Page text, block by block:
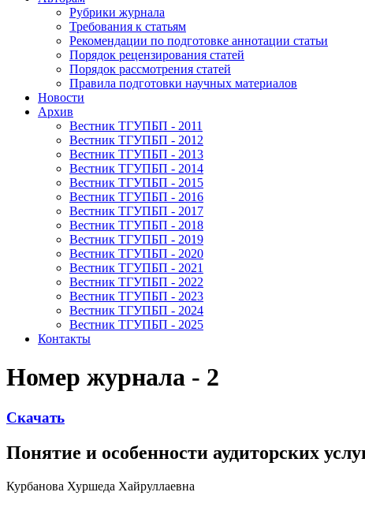
Рубрики журнала
Требования к статьям
Рекомендации по подготовке аннотации статьи
Порядок рецензирования статей
Порядок рассмотрения статей
Правила подготовки научных материалов
Новости
Архив
Вестник ТГУПБП - 2011
Вестник ТГУПБП - 2012
Вестник ТГУПБП - 2013
Вестник ТГУПБП - 2014
Вестник ТГУПБП - 2015
Вестник ТГУПБП - 2016
Вестник ТГУПБП - 2017
Вестник ТГУПБП - 2018
Вестник ТГУПБП - 2019
Вестник ТГУПБП - 2020
Вестник ТГУПБП - 2021
Вестник ТГУПБП - 2022
Вестник ТГУПБП - 2023
Вестник ТГУПБП - 2024
Вестник ТГУПБП - 2025
Контакты
Номер журнала - 2
Скачать
Понятие и особенности аудиторских
Курбанова Хуршеда Хайруллаевна